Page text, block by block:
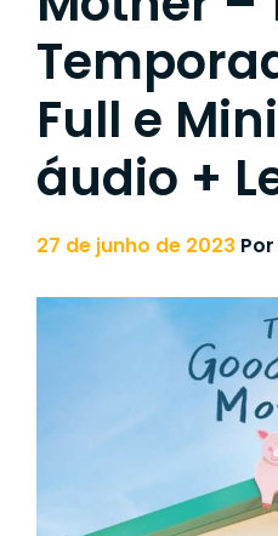
Full e
áudio +
27 de junho de 2023 Por